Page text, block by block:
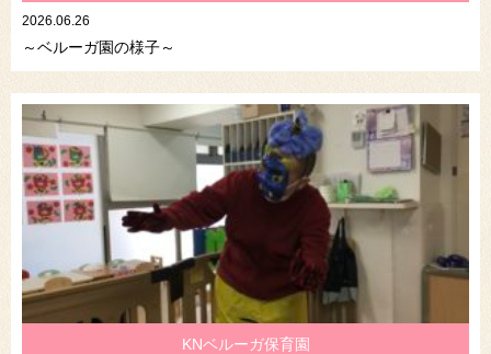
2026.06.26
～ベルーガ園の様子～
KNベルーガ保育園